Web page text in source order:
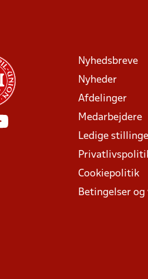
Nyhedsbreve
Nyheder
Afdelinger
Medarbejdere
Ledige
Cookiepolitik
Betingelser og